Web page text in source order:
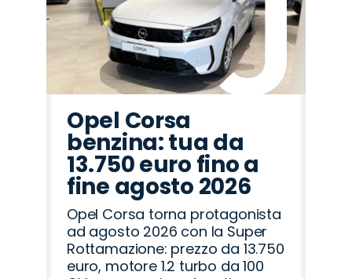
Opel Corsa
benzina: tua da
13.750 euro fino a
fine agosto 2026
Opel Corsa torna protagonista
ad agosto 2026 con la Super
Rottamazione: prezzo da 13.750
euro, motore 1.2 turbo da 100